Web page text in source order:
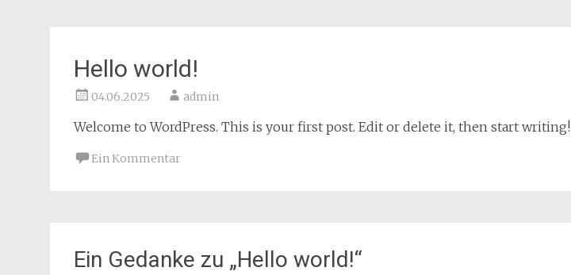
Hello world!
04.06.2025 admin
Welcome to WordPress. This is your first post. Edit or delete it, then start writing!
Ein Kommentar
Ein Gedanke zu „Hello world!“